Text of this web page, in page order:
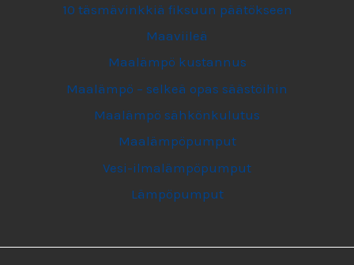
10 täsmävinkkiä fiksuun päätökseen
Maaviileä
Maalämpö kustannus
Maalämpö – selkeä opas säästöihin
Maalämpö sähkönkulutus
Maalämpöpumput
Vesi-ilmalämpöpumput
Lämpöpumput